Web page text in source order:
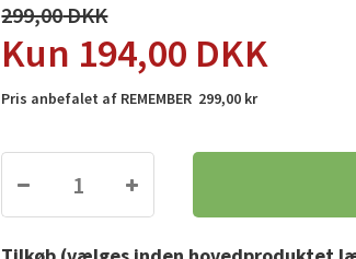
299,00
194,00 DKK
Pris anbefalet af REMEMBER 299,00 kr